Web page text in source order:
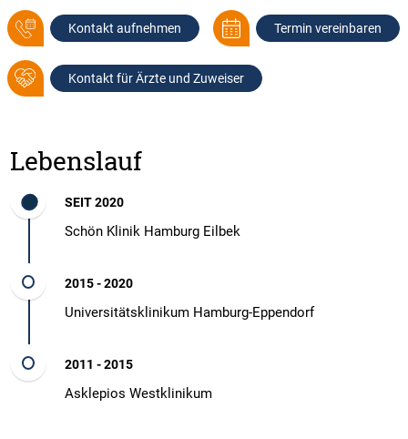
Kontakt aufnehmen Termin vereinbaren
Kontakt für Ärzte und Zuweiser
Lebenslauf
SEIT 2020
Schön Klinik Hamburg Eilbek
2015 - 2020
Universitätsklinikum Hamburg-Eppendorf
2011 - 2015
Asklepios Westklinikum